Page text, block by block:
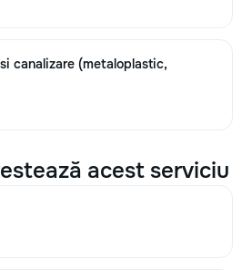
canalizare (metaloplastic,
acest serviciu